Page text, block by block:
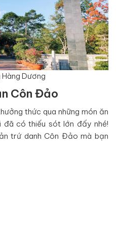
Dương
Côn Đảo
thức qua những món ăn
có thiếu sót lớn đấy nhé!
trứ danh Côn Đảo mà bạn